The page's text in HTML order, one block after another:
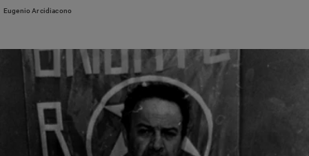
Creato
Diritti
Aziende
valore
quel giorno vive paralizzato a causa di un proiettile sparato dal padre nel
Eugenio Arcidiacono